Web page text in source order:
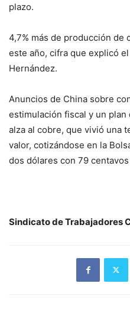
plazo.
4,7% más de producción de
este año, cifra que explicó
Hernández.
Anuncios de China sobre
estimulación fiscal y un
alza al cobre, que vivió una
valor, cotizándose en la
dos dólares con 79
Sindicato de Trabajadores